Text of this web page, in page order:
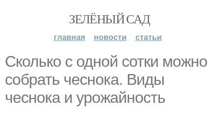
ЗЕЛЁНЫЙ САД
главная новости статьи
Сколько с одной сотки можно
собрать чеснока. Виды
чеснока и урожайность